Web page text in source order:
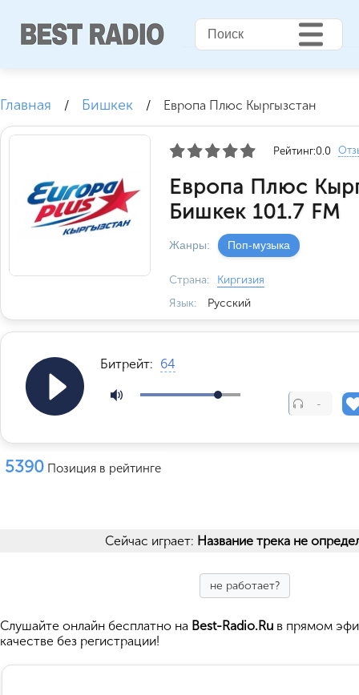
Главная / Бишкек / Европа Плюс Кыргызстан
Рейтинг:0.0
Европа Плюс
Бишкек 101.7 FM
Жанры: Поп-музыка
Страна:
Киргизия
Язык:
Русский
Битрейт: 64
-
5390 Позиция в рейтинге
Сейчас играет: Название трека не
не работает?
Cлушайте онлайн бесплатно на Best-Radio.Ru в прямом
качестве без регистрации!